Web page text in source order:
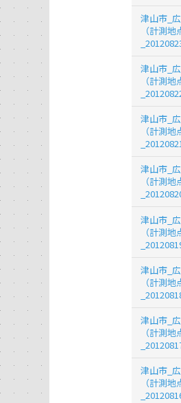
津山市_
（計測地
津山市_
（計測地
津山市_
（計測地
津山市_
（計測地
津山市_
（計測地
津山市_
（計測地
津山市_
（計測地
津山市_
（計測地